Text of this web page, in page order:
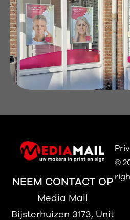
NEEM CONTACT OP
Media Mail
Bijsterhuizen 3173, Unit
©